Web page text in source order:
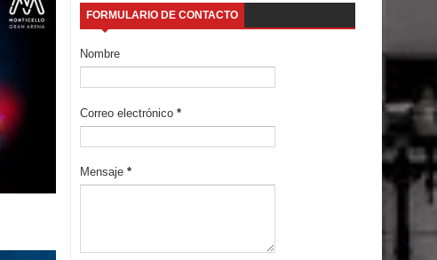
FORMULARIO DE CONTACTO
Nombre
Correo electrónico *
Mensaje *